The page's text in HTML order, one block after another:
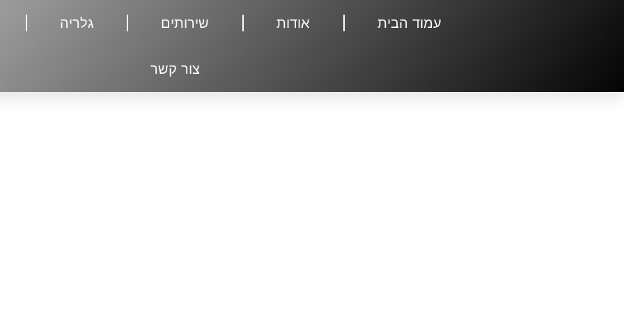
עמוד הבית אודות שירותים גלריה
צור קשר